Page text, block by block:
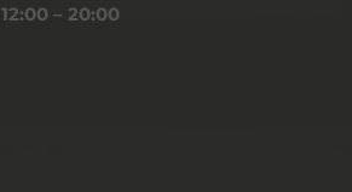
12:00 – 20:00